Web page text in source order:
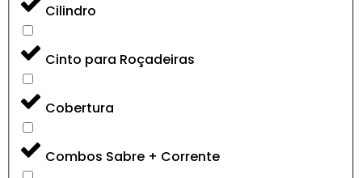
Cilindro
Cinto para Roçadeiras
Cobertura
Combos Sabre + Corrente